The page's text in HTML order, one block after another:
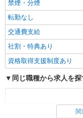
＜
りな
通
キープ
≪香
禁煙・分煙
転勤なし
交通費支給
社割・特典あり
資格取得支援制度あり
同じ職種から求人を探
関